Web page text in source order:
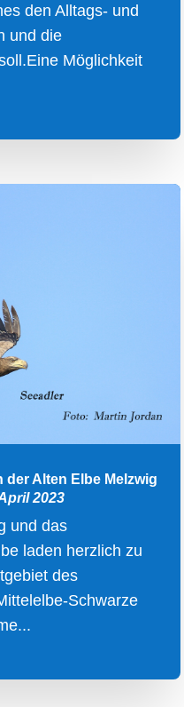
den Alltags- und
und die
Möglichkeit
der Alten Elbe Melzwig
2023
und das
laden herzlich zu
des
Schwarze